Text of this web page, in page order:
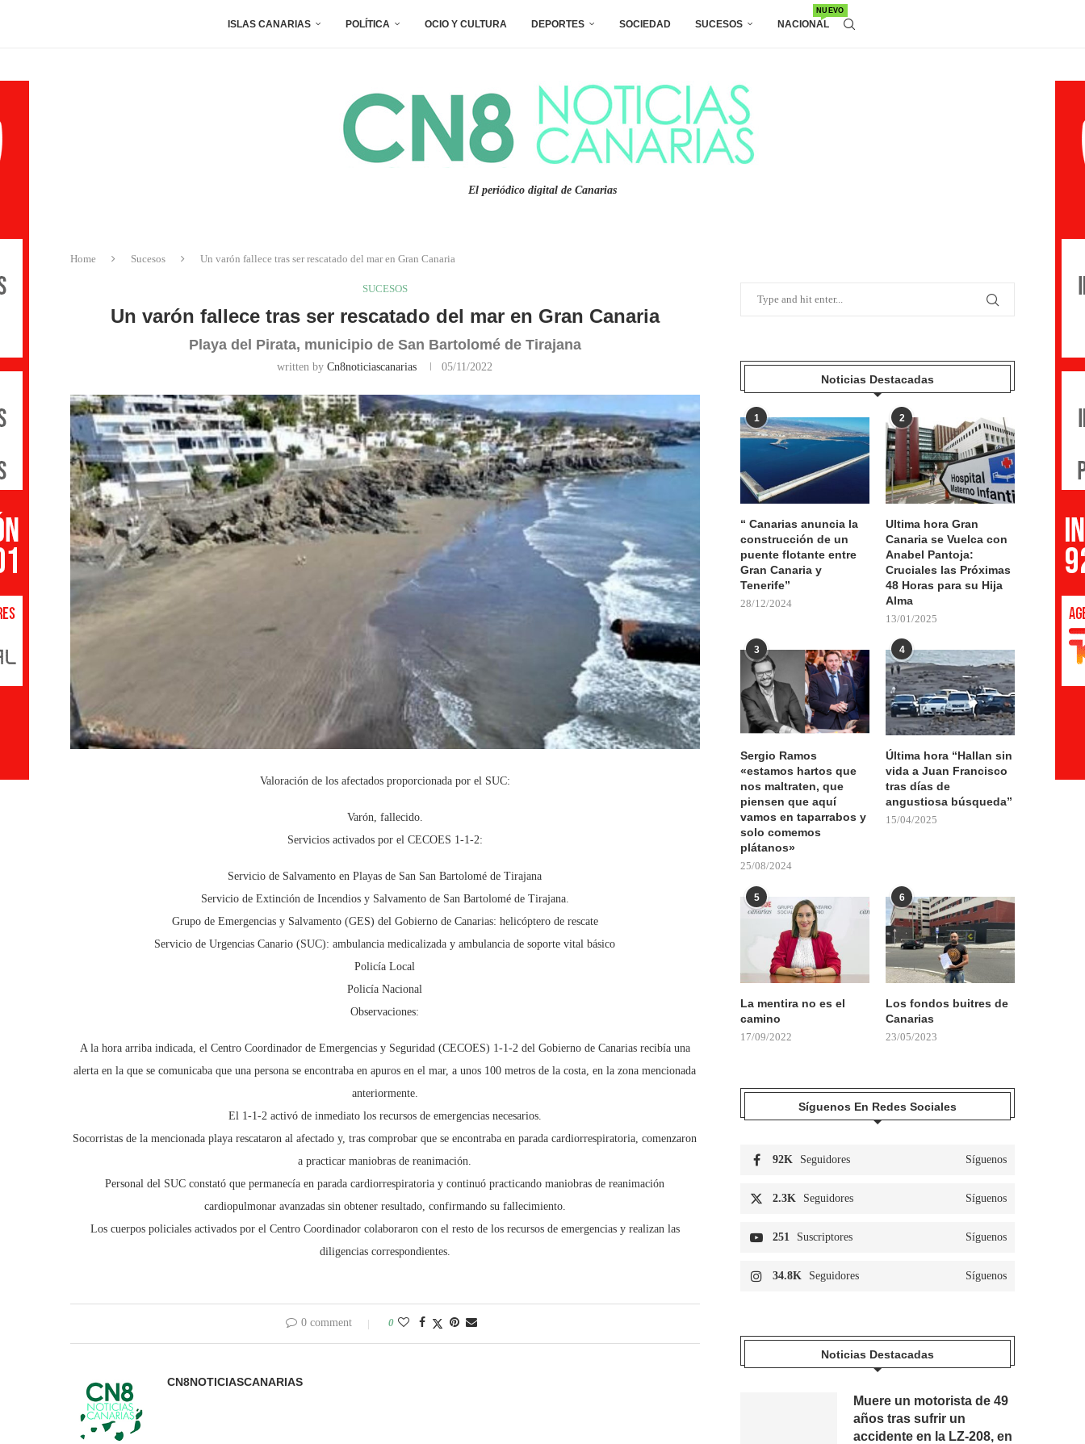
ISLAS CANARIAS POLÍTICA OCIO Y CULTURA DEPORTES SOCIEDAD SUCESOS NACIONAL
NUEVO
El periódico digital de Canarias
Home Sucesos Un varón fallece tras ser rescatado del mar en Gran Canaria
SUCESOS
Un varón fallece tras ser rescatado del mar en Gran Canaria
Playa del Pirata, municipio de San Bartolomé de Tirajana
written byCn8noticiascanarias 05/11/2022
Valoración de los afectados proporcionada por el SUC:
Varón, fallecido.
Servicios activados por el CECOES 1-1-2:
Servicio de Salvamento en Playas de San San Bartolomé de Tirajana
Servicio de Extinción de Incendios y Salvamento de San Bartolomé de Tirajana.
Grupo de Emergencias y Salvamento (GES) del Gobierno de Canarias: helicóptero de rescate
Servicio de Urgencias Canario (SUC): ambulancia medicalizada y ambulancia de soporte vital básico
Policía Local
Policía Nacional
Observaciones:
A la hora arriba indicada, el Centro Coordinador de Emergencias y Seguridad (CECOES) 1-1-2 del Gobierno de Canarias recibía una
alerta en la que se comunicaba que una persona se encontraba en apuros en el mar, a unos 100 metros de la costa, en la zona mencionada
anteriormente.
El 1-1-2 activó de inmediato los recursos de emergencias necesarios.
Socorristas de la mencionada playa rescataron al afectado y, tras comprobar que se encontraba en parada cardiorrespiratoria, comenzaron
a practicar maniobras de reanimación.
Personal del SUC constató que permanecía en parada cardiorrespiratoria y continuó practicando maniobras de reanimación
cardiopulmonar avanzadas sin obtener resultado, confirmando su fallecimiento.
Los cuerpos policiales activados por el Centro Coordinador colaboraron con el resto de los recursos de emergencias y realizan las
diligencias correspondientes.
0 comment 0
CN8NOTICIASCANARIAS
Noticias Destacadas
1
“ Canarias anuncia la
construcción de un
puente flotante entre
Gran Canaria y
Tenerife”
28/12/2024
2
Ultima hora Gran
Canaria se Vuelca con
Anabel Pantoja:
Cruciales las Próximas
48 Horas para su Hija
Alma
13/01/2025
3
Sergio Ramos
«estamos hartos que
nos maltraten, que
piensen que aquí
vamos en taparrabos y
solo comemos
plátanos»
25/08/2024
4
Última hora “Hallan sin
vida a Juan Francisco
tras días de
angustiosa búsqueda”
15/04/2025
5
La mentira no es el
camino
17/09/2022
6
Los fondos buitres de
Canarias
23/05/2023
Síguenos En Redes Sociales
92K Seguidores Síguenos
2.3K Seguidores Síguenos
251 Suscriptores Síguenos
34.8K Seguidores Síguenos
Noticias Destacadas
Muere un motorista de 49
años tras sufrir un
accidente en la LZ-208, en